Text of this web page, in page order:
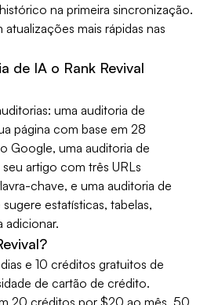
na primeira sincronização.
mais rápidas nas
de IA o Rank Revival
uma auditoria de
página com base em 28
Google, uma auditoria de
artigo com três URLs
chave, e uma auditoria de
estatísticas, tabelas,
adicionar.
e 10 créditos gratuitos de
de cartão de crédito.
20 créditos por $20 ao mês, 50